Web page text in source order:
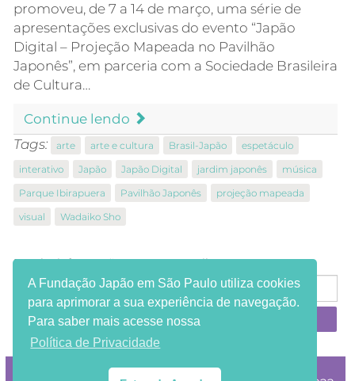
promoveu, de 7 a 14 de março, uma série de
apresentações exclusivas do evento “Japão
Digital – Projeção Mapeada no Pavilhão
Japonês”, em parceria com a Sociedade Brasileira
de Cultura…
Continue lendo
Tags:
arte arte e cultura Brasil-Japão
espetáculo
interativo
Japão Japão Digital jardim japonês
música
Parque Ibirapuera
Pavilhão Japonês
projeção mapeada
visual
Wadaiko Sho
Receba informações em seu e-mail:
A Fundação Japão em São Paulo utiliza cookies
para aprimorar a sua experiência de navegação.
Para saber mais acesse nossa
Política de Privacidade